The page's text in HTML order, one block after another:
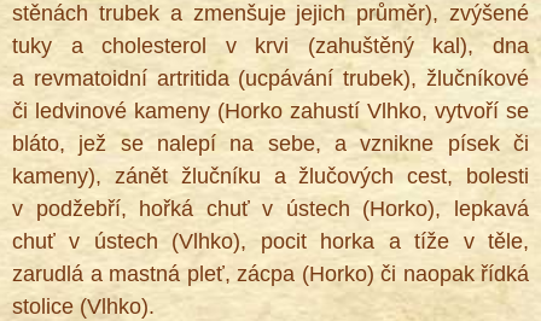
stěnách trubek a zmenšuje jejich průměr), zvýšené
tuky a cholesterol v krvi (zahuštěný kal), dna
a revmatoidní artritida (ucpávání trubek), žlučníkové
či ledvinové kameny (Horko zahustí Vlhko, vytvoří se
bláto, jež se nalepí na sebe, a vznikne písek či
kameny), zánět žlučníku a žlučových cest, bolesti
v podžebří, hořká chuť v ústech (Horko), lepkavá
chuť v ústech (Vlhko), pocit horka a tíže v těle,
zarudlá a mastná pleť, zácpa (Horko) či naopak řídká
stolice (Vlhko).